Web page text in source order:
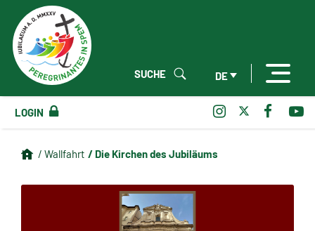
DE
SUCHE
LOGIN
/ Wallfahrt / Die Kirchen des Jubiläums